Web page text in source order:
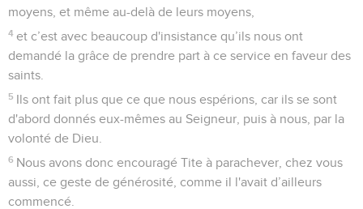
moyens, et même au-delà de leurs moyens,
4 et c’est avec beaucoup d'insistance qu’ils nous ont
demandé la grâce de prendre part à ce service en faveur des
saints.
5 Ils ont fait plus que ce que nous espérions, car ils se sont
d'abord donnés eux-mêmes au Seigneur, puis à nous, par la
volonté de Dieu.
6 Nous avons donc encouragé Tite à parachever, chez vous
aussi, ce geste de générosité, comme il l'avait d’ailleurs
commencé.